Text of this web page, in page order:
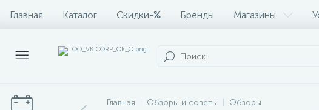
Главная Каталог Скидки-% Бренды Магазины
Главная Обзоры и советы Обзоры